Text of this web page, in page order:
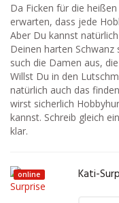
Da Ficken für die
erwarten, dass jede
Aber Du kannst
Deinen harten
such die Damen aus,
Willst Du in den
natürlich auch das
wirst sicherlich
kannst. Schreib gleich
klar.
online Kati-